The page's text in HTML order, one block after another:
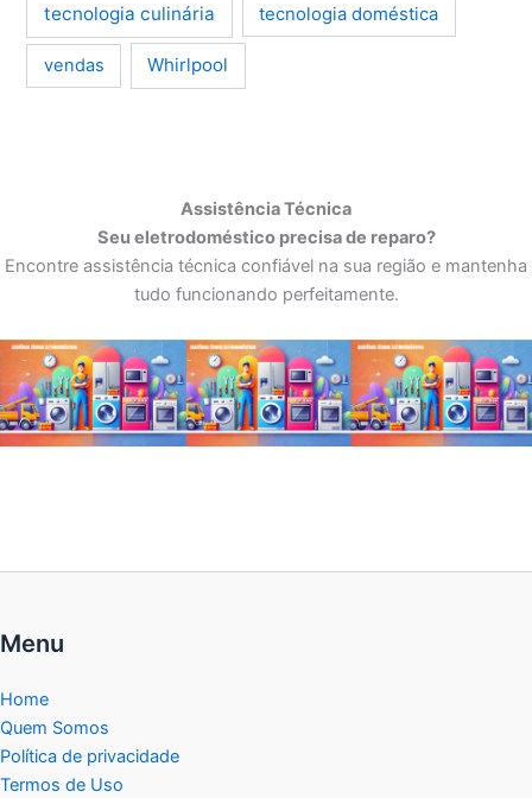
tecnologia culinária tecnologia doméstica
vendas Whirlpool
Assistência Técnica
Seu eletrodoméstico precisa de reparo?
Encontre assistência técnica confiável na sua região e mantenha
tudo funcionando perfeitamente.
Menu
Home
Quem Somos
Política de privacidade
Termos de Uso